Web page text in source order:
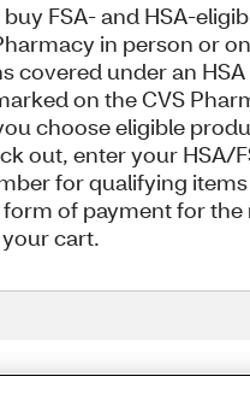
FSA- and HSA-
in person or
covered under an HSA
on the CVS
choose eligible
out, enter your HSA/
for qualifying
of payment for the
cart.